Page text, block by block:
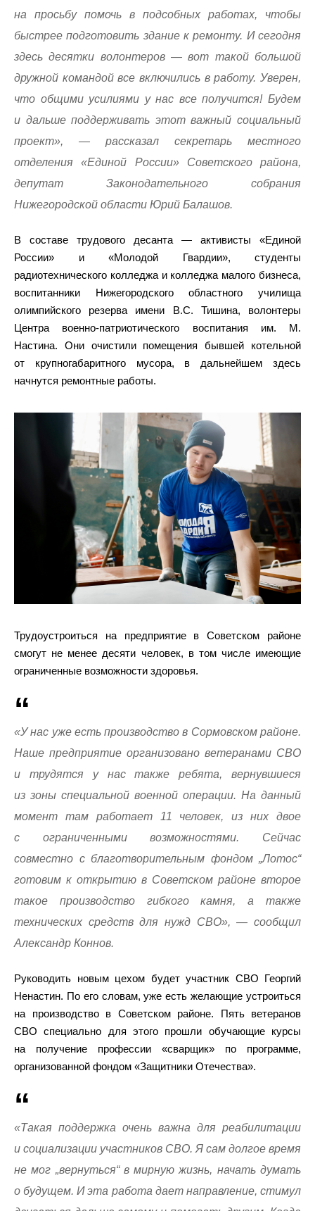
на просьбу помочь в подсобных работах, чтобы
быстрее подготовить здание к ремонту. И сегодня
здесь десятки волонтеров — вот такой большой
дружной командой все включились в работу. Уверен,
что общими усилиями у нас все получится! Будем
и дальше поддерживать этот важный социальный
проект», — рассказал секретарь местного
отделения «Единой России» Советского района,
депутат Законодательного собрания
Нижегородской области Юрий Балашов.
В составе трудового десанта — активисты «Единой
России» и «Молодой Гвардии», студенты
радиотехнического колледжа и колледжа малого бизнеса,
воспитанники Нижегородского областного училища
олимпийского резерва имени В.С. Тишина, волонтеры
Центра военно-патриотического воспитания им. М.
Настина. Они очистили помещения бывшей котельной
от крупногабаритного мусора, в дальнейшем здесь
начнутся ремонтные работы.
Трудоустроиться на предприятие в Советском районе
смогут не менее десяти человек, в том числе имеющие
ограниченные возможности здоровья.
«У нас уже есть производство в Сормовском районе.
Наше предприятие организовано ветеранами СВО
и трудятся у нас также ребята, вернувшиеся
из зоны специальной военной операции. На данный
момент там работает 11 человек, из них двое
с ограниченными возможностями. Сейчас
совместно с благотворительным фондом „Лотос“
готовим к открытию в Советском районе второе
такое производство гибкого камня, а также
технических средств для нужд СВО», — сообщил
Александр Коннов.
Руководить новым цехом будет участник СВО Георгий
Ненастин. По его словам, уже есть желающие устроиться
на производство в Советском районе. Пять ветеранов
СВО специально для этого прошли обучающие курсы
на получение профессии «сварщик» по программе,
организованной фондом «Защитники Отечества».
«Такая поддержка очень важна для реабилитации
и социализации участников СВО. Я сам долгое время
не мог „вернуться“ в мирную жизнь, начать думать
о будущем. И эта работа дает направление, стимул